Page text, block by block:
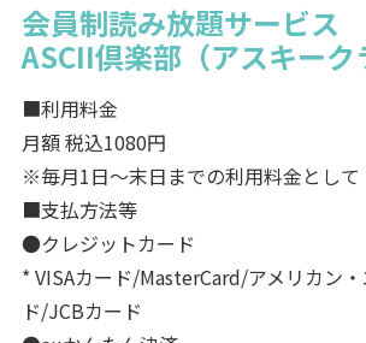
会員制読み放題サービス
ASCII倶楽部（アスキーク
■利用料金
月額 税込1080円
※毎月1日～末日までの利用料金として
■支払方法等
●クレジットカード
* VISAカード/MasterCard/アメリカン
ド/JCBカード